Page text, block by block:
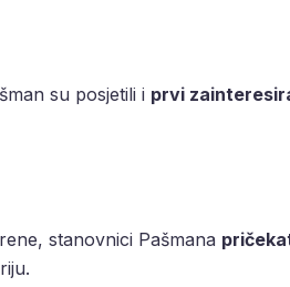
su posjetili i prvi
stanovnici Pašmana